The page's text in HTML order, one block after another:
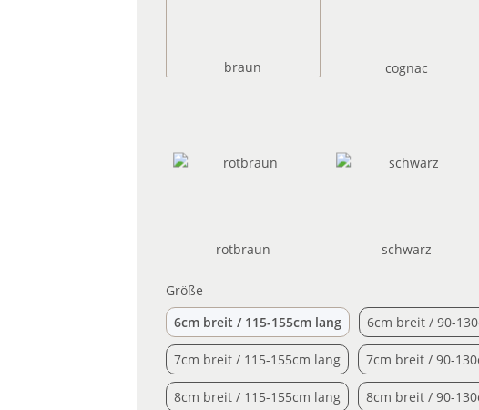
braun cognaccognac
rotbraunrotbraun schwarzschwarz
Größe
6cm breit / 115-155cm lang6cm breit / 115-
6cm breit / 90-
7cm breit / 115-155cm lang7cm breit / 115-
7cm breit / 90-
8cm breit / 115-155cm lang8cm breit / 115-
8cm breit / 90-